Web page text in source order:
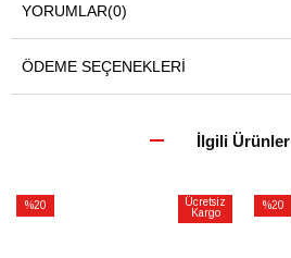
YORUMLAR(0)
ÖDEME SEÇENEKLERI
İlgili Ürünler
%20
Ücretsiz
Kargo
%20